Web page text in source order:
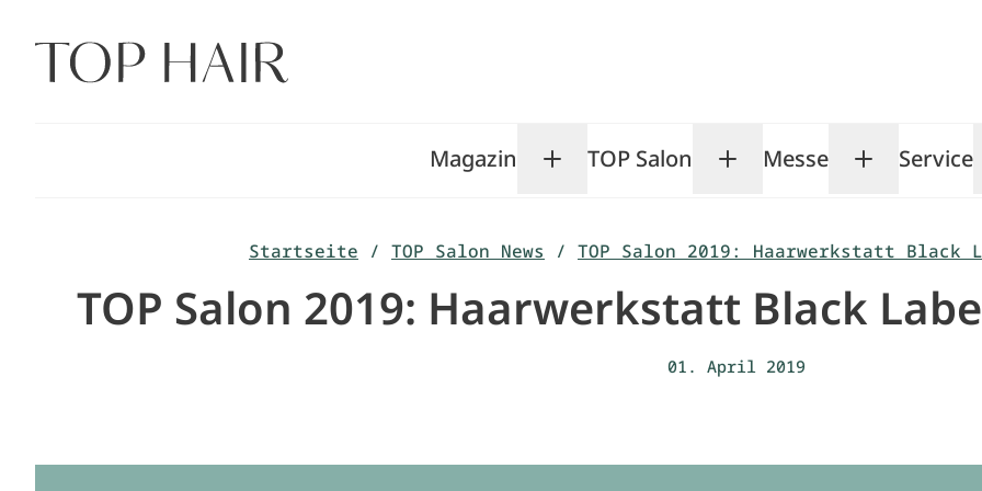
Inhalt
springen
Magazin Toggle Magazin submenu
TOP Salon Toggle TOP Salon
Messe ToggleService
Startseite / TOP Salon News / TOP Salon 2019: Haarwerkstatt Black
TOP Salon 2019: Haarwerkstatt Black
01. April 2019